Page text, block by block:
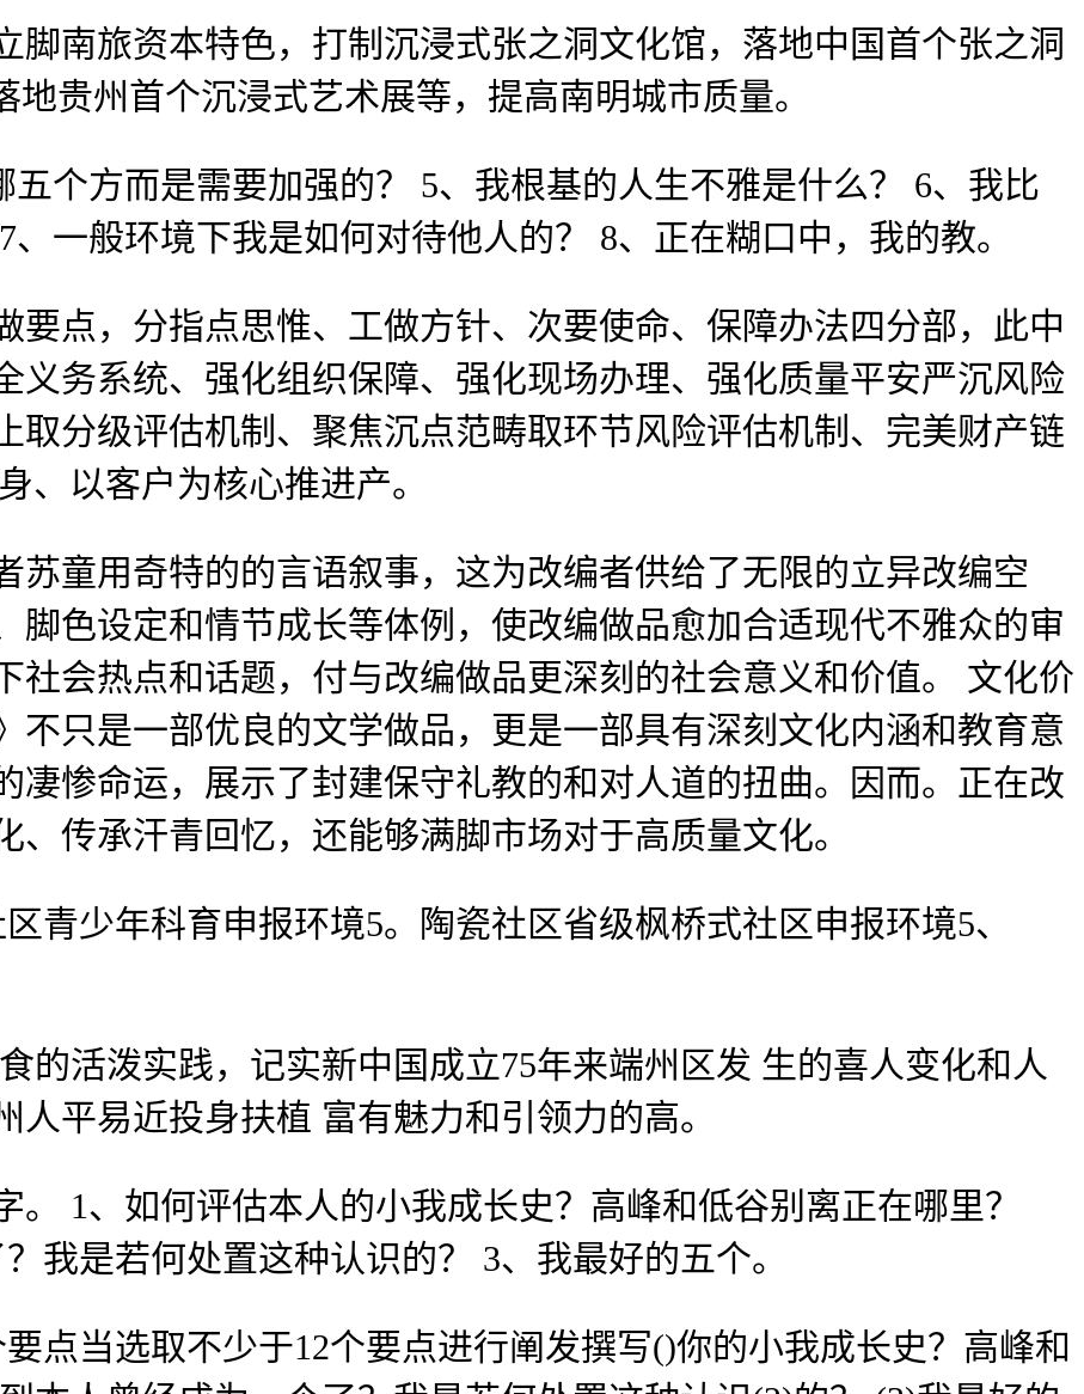
南旅资本特色，打制沉浸式张之洞文化馆，落地中国首个张之洞
贵州首个沉浸式艺术展等，提高南明城市质量。
方而是需要加强的？ 5、我根基的人生不雅是什么？ 6、我比
一般环境下我是如何对待他人的？ 8、正在糊口中，我的教。
点，分指点思惟、工做方针、次要使命、保障办法四分部，此中
义务系统、强化组织保障、强化现场办理、强化质量平安严沉风险
取分级评估机制、聚焦沉点范畴取环节风险评估机制、完美财产链
、以客户为核心推进产。
童用奇特的的言语叙事，这为改编者供给了无限的立异改编空
脚色设定和情节成长等体例，使改编做品愈加合适现代不雅众的审
社会热点和话题，付与改编做品更深刻的社会意义和价值。 文化价
不只是一部优良的文学做品，更是一部具有深刻文化内涵和教育意
凄惨命运，展示了封建保守礼教的和对人道的扭曲。因而。正在改
传承汗青回忆，还能够满脚市场对于高质量文化。
少年科育申报环境5。陶瓷社区省级枫桥式社区申报环境5、
活泼实践，记实新中国成立75年来端州区发 生的喜人变化和人
平易近投身扶植 富有魅力和引领力的高。
1、如何评估本人的小我成长史？高峰和低谷别离正在哪里？
我是若何处置这种认识的？ 3、我最好的五个。
当选取不少于12个要点进行阐发撰写()你的小我成长史？高峰和